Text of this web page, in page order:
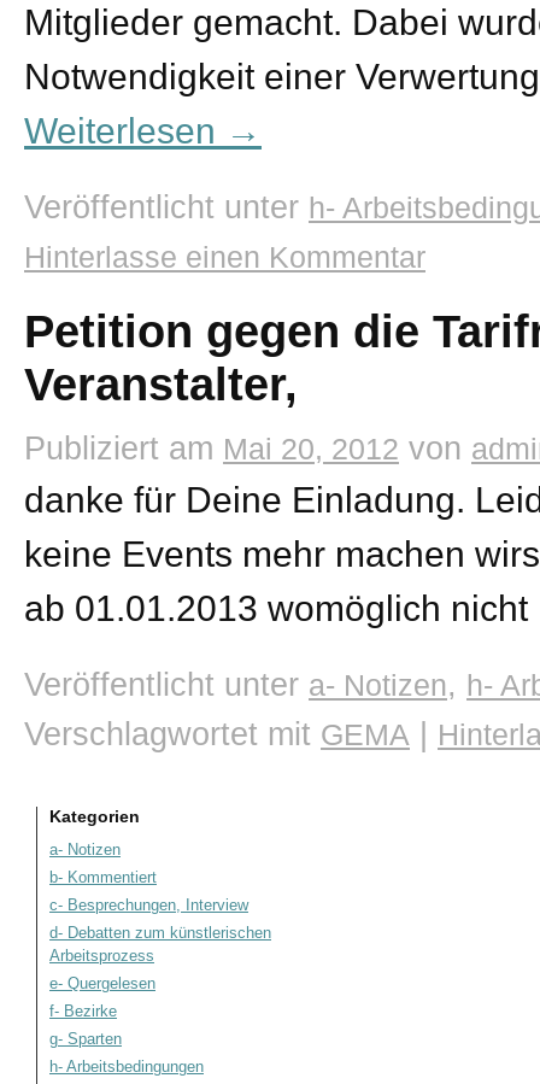
Mitglieder gemacht. Dabei
Notwendigkeit einer
Weiterlesen →
Veröffentlicht unter h-
Hinterlasse einen Kommentar
Petition gegen die
Veranstalter,
Publiziert am Mai 20, 2012 von
danke für Deine Einladung.
keine Events mehr machen
ab 01.01.2013 womöglich
Veröffentlicht unter a- Notizen, h-
Verschlagwortet mit GEMA |
Kategorien
a- Notizen
b- Kommentiert
c- Besprechungen, Interview
d- Debatten zum künstlerischen
Arbeitsprozess
e- Quergelesen
f- Bezirke
g- Sparten
h- Arbeitsbedingungen